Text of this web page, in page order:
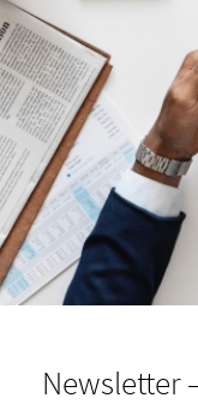
Newsletter